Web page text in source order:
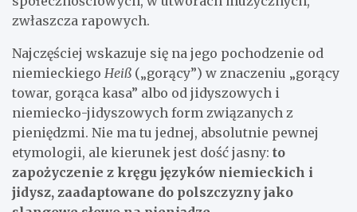
zwłaszcza rapowych.
Najczęściej wskazuje się na jego pochodzenie od
niemieckiego Heiß („gorący”) w znaczeniu „gorący
towar, gorąca kasa” albo od jidyszowych i
niemiecko-jidyszowych form związanych z
pieniędzmi. Nie ma tu jednej, absolutnie pewnej
etymologii, ale kierunek jest dość jasny: to
zapożyczenie z kręgu języków niemieckich i
jidysz, zaadaptowane do polszczyzny jako